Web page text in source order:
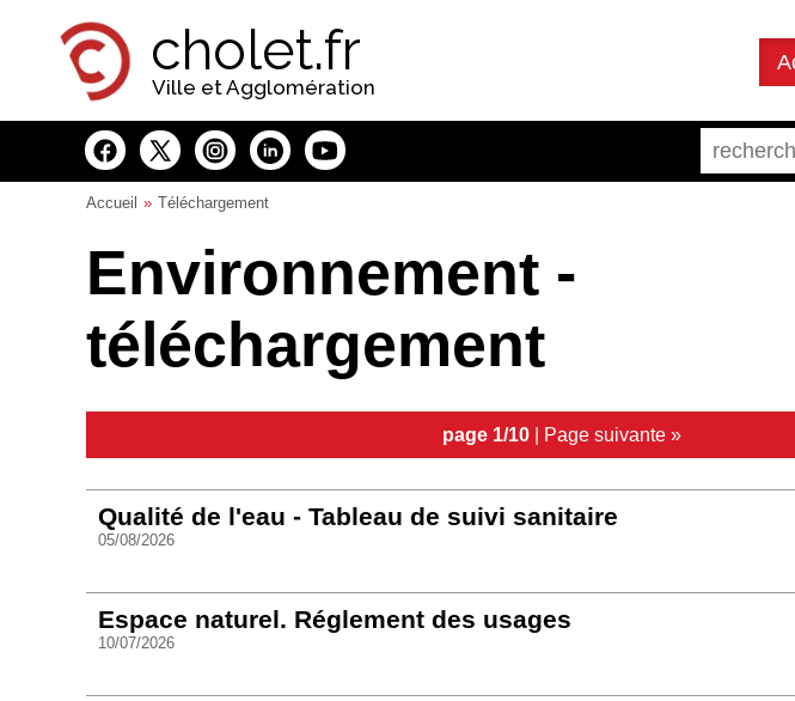
cholet.fr
Ville et Agglomération
Accueil Téléchargement
Environnement -
téléchargement
page 1/10| Page suivante »
Qualité de l'eau - Tableau de suivi sanitaire
05/08/2026
Espace naturel. Réglement des usages
10/07/2026